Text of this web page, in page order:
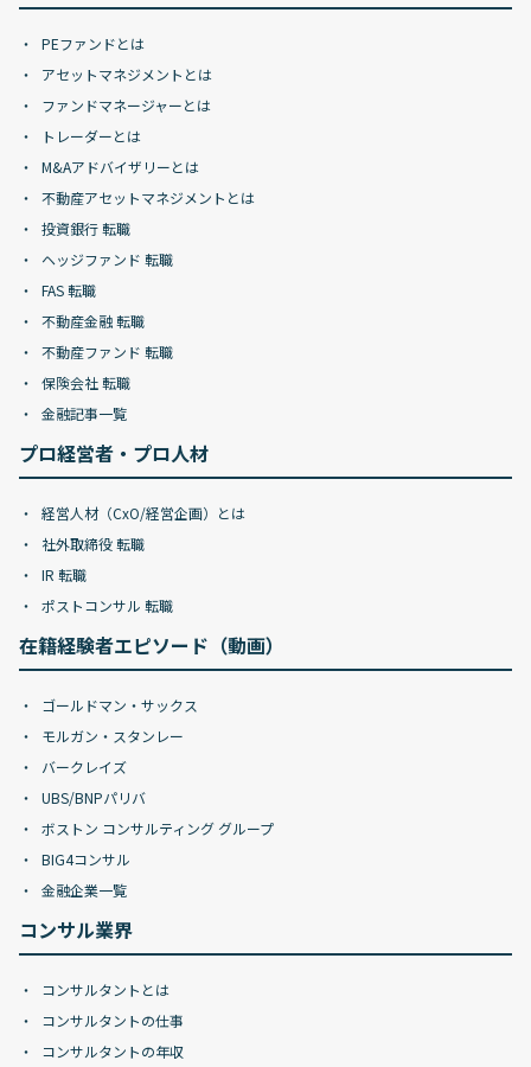
PEファンドとは
アセットマネジメントとは
ファンドマネージャーとは
トレーダーとは
M&Aアドバイザリーとは
不動産アセットマネジメントとは
投資銀行 転職
ヘッジファンド 転職
FAS 転職
不動産金融 転職
不動産ファンド 転職
保険会社 転職
金融記事一覧
プロ経営者・プロ人材
経営人材（CxO/経営企画）とは
社外取締役 転職
IR 転職
ポストコンサル 転職
在籍経験者エピソード（動画）
ゴールドマン・サックス
モルガン・スタンレー
バークレイズ
UBS/BNPパリバ
ボストン コンサルティング グループ
BIG4コンサル
金融企業一覧
コンサル業界
コンサルタントとは
コンサルタントの仕事
コンサルタントの年収